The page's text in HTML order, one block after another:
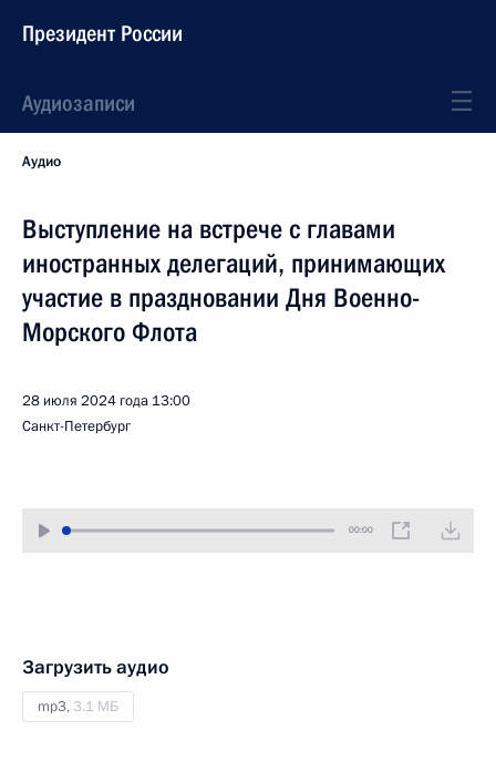
Президент России
Аудиозаписи
Аудио
Выступление на встрече с главами
иностранных делегаций, принимающих
участие в праздновании Дня Военно-
Морского Флота
28 июля 2024 года 13:00
Санкт-Петербург
00:00
Загрузить аудио
mp3, 3.1 МБ